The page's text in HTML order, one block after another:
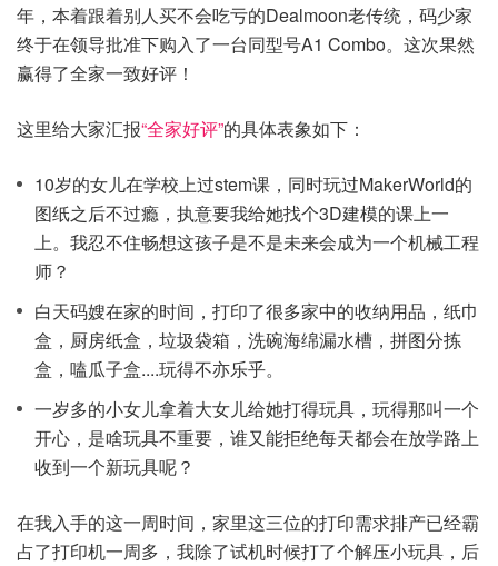
年，本着跟着别人买不会吃亏的Dealmoon老传统，码少家
终于在领导批准下购入了一台同型号A1 Combo。这次果然
赢得了全家一致好评！
这里给大家汇报“全家好评”的具体表象如下：
10岁的女儿在学校上过stem课，同时玩过MakerWorld的
图纸之后不过瘾，执意要我给她找个3D建模的课上一
上。我忍不住畅想这孩子是不是未来会成为一个机械工程
师？
白天码嫂在家的时间，打印了很多家中的收纳用品，纸巾
盒，厨房纸盒，垃圾袋箱，洗碗海绵漏水槽，拼图分拣
盒，嗑瓜子盒....玩得不亦乐乎。
一岁多的小女儿拿着大女儿给她打得玩具，玩得那叫一个
开心，是啥玩具不重要，谁又能拒绝每天都会在放学路上
收到一个新玩具呢？
在我入手的这一周时间，家里这三位的打印需求排产已经霸
占了打印机一周多，我除了试机时候打了个解压小玩具，后